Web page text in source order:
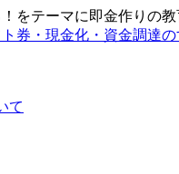
をテーマに即金作りの
券・現金化・資金調達の
て